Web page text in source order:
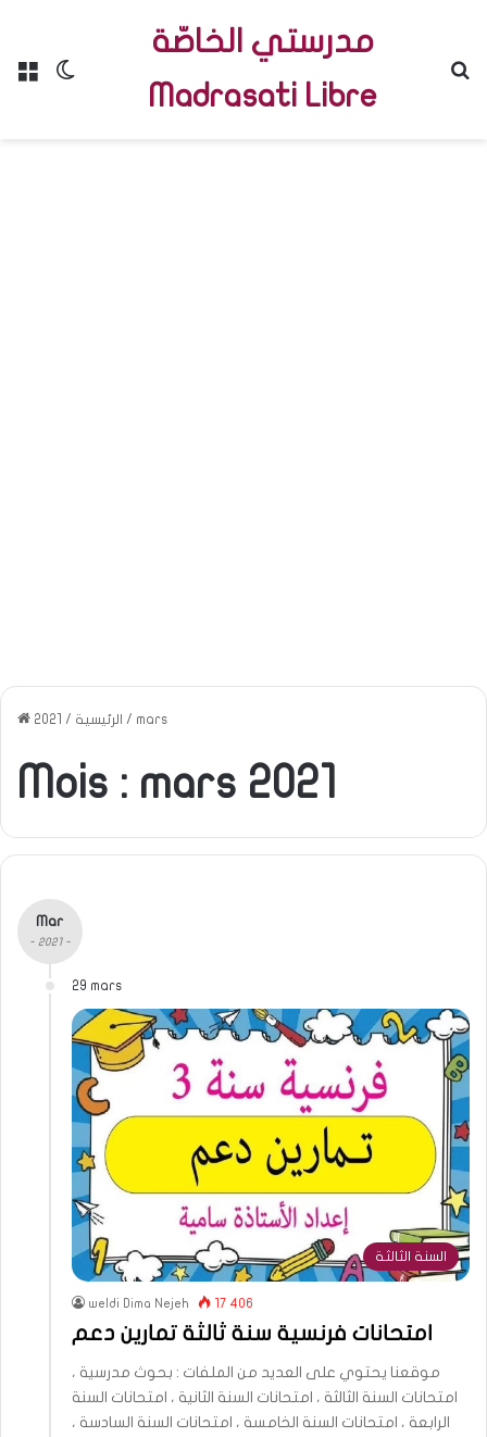
Menu
مدرستي الخاصّة
Madrasati Libre
الرئيسية /
2021 / mars
Mois : mars 2021
Mar
- 2021 -
29 mars
السنة الثالثة
weldi Dima Nejeh 17 406
امتحانات فرنسية سنة ثالثة تمارين دعم
موقعنا يحتوي على العديد من الملفات : بحوث مدرسية ،
امتحانات السنة الثالثة ، امتحانات السنة الثانية ، امتحانات السنة
الرابعة ، امتحانات السنة الخامسة ، امتحانات السنة السادسة ،